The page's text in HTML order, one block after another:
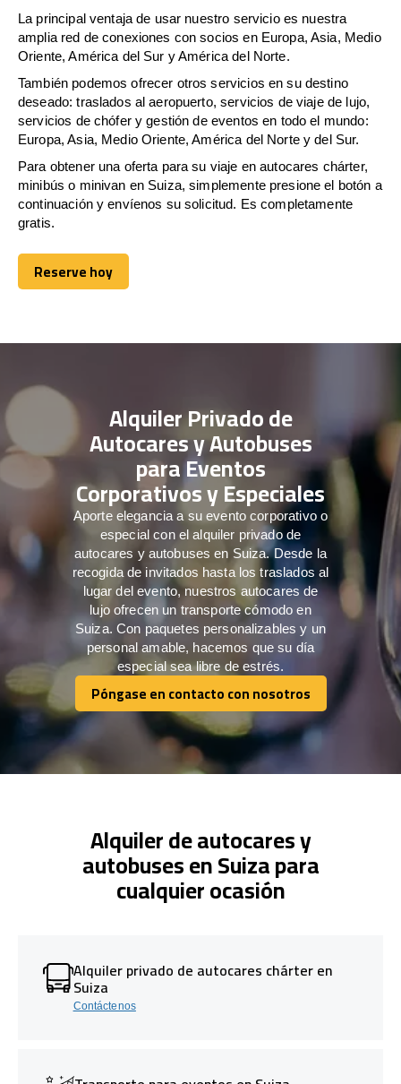
La principal ventaja de usar nuestro servicio es nuestra
amplia red de conexiones con socios en Europa, Asia, Medio
Oriente, América del Sur y América del Norte.
También podemos ofrecer otros servicios en su destino
deseado: traslados al aeropuerto, servicios de viaje de lujo,
servicios de chófer y gestión de eventos en todo el mundo:
Europa, Asia, Medio Oriente, América del Norte y del Sur.
Para obtener una oferta para su viaje en autocares chárter,
minibús o minivan en Suiza, simplemente presione el botón a
continuación y envíenos su solicitud. Es completamente
gratis.
Reserve hoy
Reserve hoy
Alquiler Privado de
Autocares y Autobuses
para Eventos
Corporativos y Especiales
Aporte elegancia a su evento corporativo o
especial con el alquiler privado de
autocares y autobuses en Suiza. Desde la
recogida de invitados hasta los traslados al
lugar del evento, nuestros autocares de
lujo ofrecen un transporte cómodo en
Suiza. Con paquetes personalizables y un
personal amable, hacemos que su día
especial sea libre de estrés.
Póngase en contacto con nosotros
Póngase en contacto con nosotros
Alquiler de autocares y
autobuses en Suiza para
cualquier ocasión
Alquiler privado de autocares chárter en
Suiza
Contáctenos